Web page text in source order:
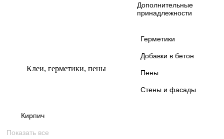
Дополнительные
принадлежности
Клеи, герметики, пены
Герметики
Добавки в бетон
Пены
Стены и фасады
Кирпич
Показать все